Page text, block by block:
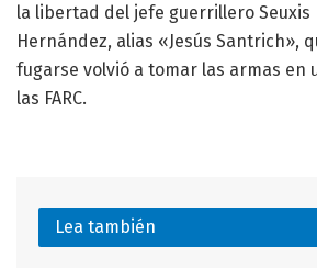
la libertad del jefe guerrillero Seuxis
Hernández, alias «Jesús Santrich»,
fugarse volvió a tomar las armas en
las FARC.
Lea también